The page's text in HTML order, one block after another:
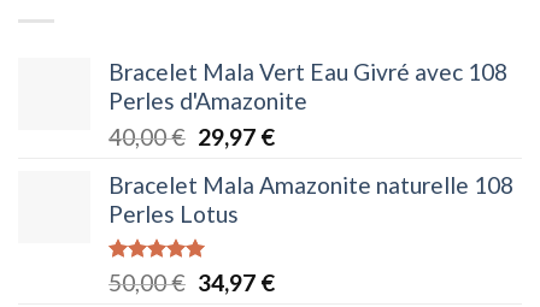
Bracelet Mala Vert Eau Givré avec 108
Perles d'Amazonite
40,00€ Le
initial
était :
40,00 €.
29,97 €Le
actuel
Bracelet Mala Amazonite naturelle 108
Perles Lotus
Note5.00
sur 5
50,00€ Le
34,97 €Le